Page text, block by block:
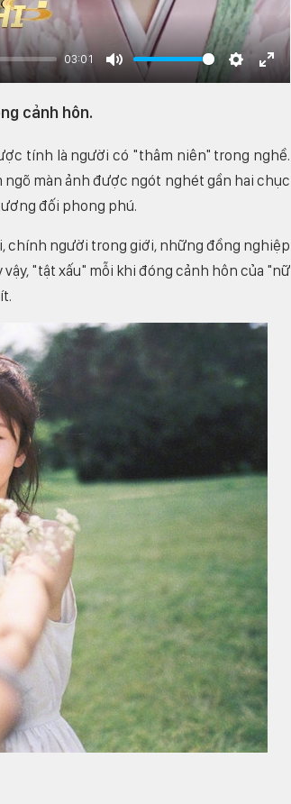
03:01
Settings
cảnh hôn.
tính là người có "thâm niên" trong nghề.
màn ảnh được ngót nghét gần hai chục
đối phong phú.
chính người trong giới, những đồng nghiệp
"tật xấu" mỗi khi đóng cảnh hôn của "nữ